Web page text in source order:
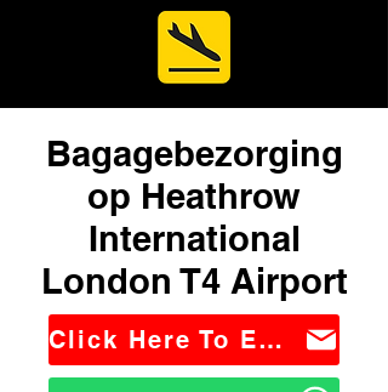
Bagagebezorging
op Heathrow
International
London T4 Airport
Click Here To Email Us